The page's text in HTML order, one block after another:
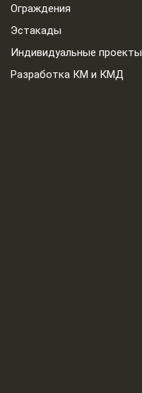
Ограждения
Эстакады
Индивидуальные проекты
Разработка КМ и КМД